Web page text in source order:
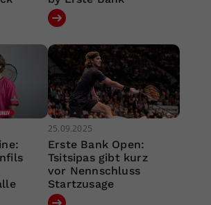
25.09.2025
Erste Bank Open:
Tsitsipas gibt kurz
vor Nennschluss
Startzusage